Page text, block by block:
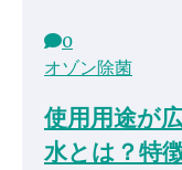
0
オゾン除菌
使用用途が
水とは？特